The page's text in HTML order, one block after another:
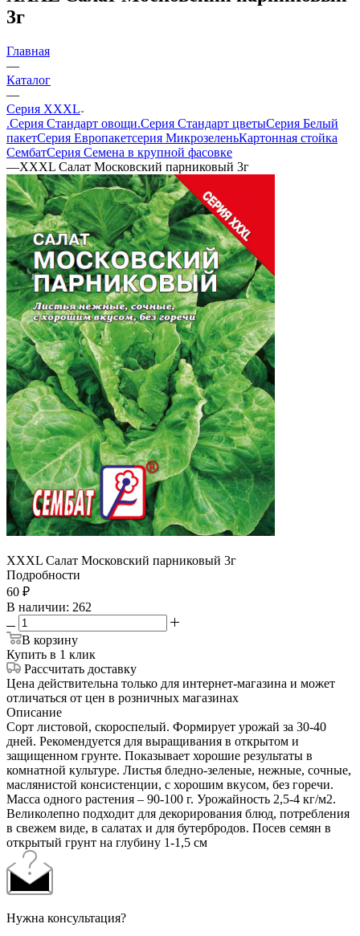
3г
Главная
—
Каталог
—
Серия XXXL
.Серия Стандарт овощи.Серия Стандарт цветыСерия Белый
пакетСерия Европакетсерия МикрозеленьКартонная стойка
СембатСерия Семена в крупной фасовке
—ХХХL Салат Московский парниковый 3г
ХХХL Салат Московский парниковый 3г
Подробности
60 ₽
В наличии: 262
В корзину
Купить в 1 клик
Рассчитать доставку
Цена действительна только для интернет-магазина и может
отличаться от цен в розничных магазинах
Описание
Сорт листовой, скороспелый. Формирует урожай за 30-40
дней. Рекомендуется для выращивания в открытом и
защищенном грунте. Показывает хорошие результаты в
комнатной культуре. Листья бледно-зеленые, нежные, сочные,
маслянистой консистенции, с хорошим вкусом, без горечи.
Масса одного растения – 90-100 г. Урожайность 2,5-4 кг/м2.
Великолепно подходит для декорирования блюд, потребления
в свежем виде, в салатах и для бутербродов. Посев семян в
открытый грунт на глубину 1-1,5 см
Нужна консультация?